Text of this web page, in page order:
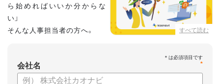
すべて読む
ら始めればいいか分からな
い」
そんな人事担当者の方へ。
本資料では、人事担当者300名の実態調査をもとに現場ですぐ
に役立つ生成AI活用術を紹介しています。
生成AI利用時のポイントや注意事項もまとめているため、これ
*
会社名